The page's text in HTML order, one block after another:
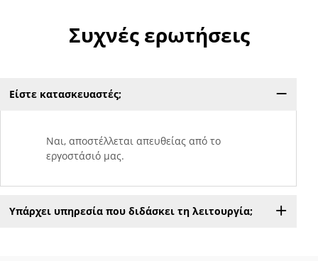
Συχνές ερωτήσεις
Είστε κατασκευαστές;
Ναι, αποστέλλεται απευθείας από το
εργοστάσιό μας.
Υπάρχει υπηρεσία που διδάσκει τη λειτουργία;